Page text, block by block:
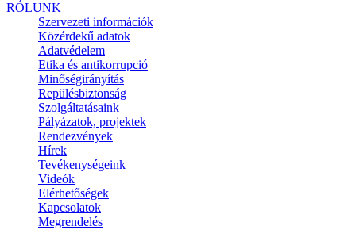
RÓLUNK
Szervezeti információk
Közérdekű adatok
Adatvédelem
Etika és antikorrupció
Minőségirányítás
Repülésbiztonság
Szolgáltatásaink
Pályázatok, projektek
Rendezvények
Hírek
Tevékenységeink
Videók
Elérhetőségek
Kapcsolatok
Megrendelés